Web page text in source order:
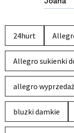
24hurt
Allegro sukienki
allegro wyprzedaż
bluzki damkie